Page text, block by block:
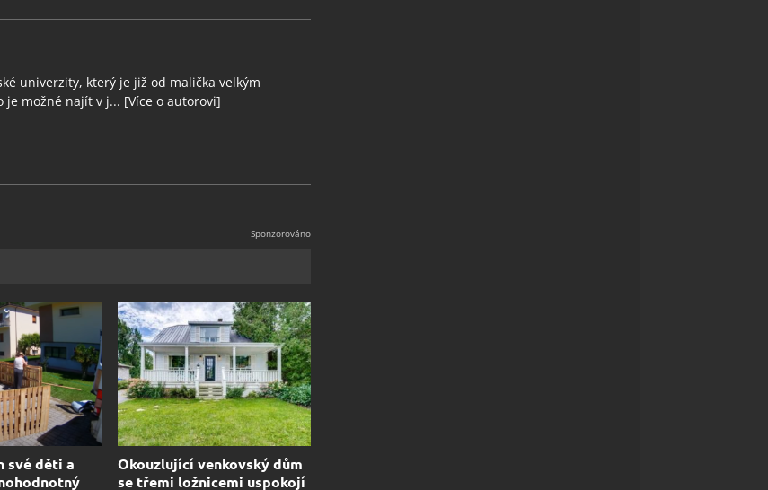
univerzity, který je již od malička velkým
je možné najít v j... [Více o autorovi]
své děti a
Okouzlující venkovský dům
se třemi ložnicemi uspokojí